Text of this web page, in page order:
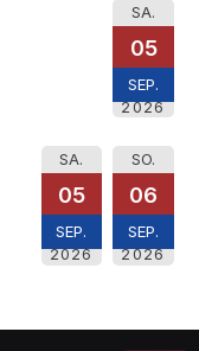
SA.
05
SEP.
2026
SA.
05
SEP.
2026
SO.
06
SEP.
2026